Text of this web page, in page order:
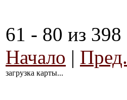
61 - 80 из 398
Начало | Пред.
загрузка карты...